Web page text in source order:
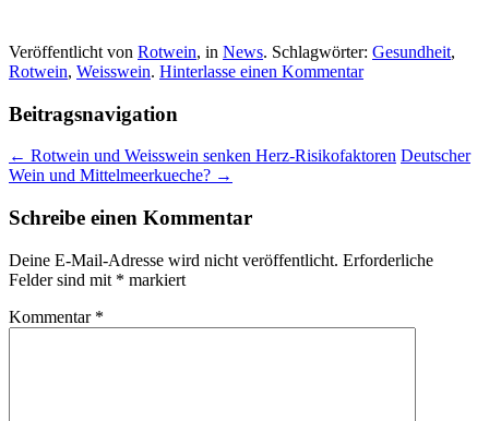
Veröffentlicht von Rotwein, in News. Schlagwörter: Gesundheit,
Rotwein, Weisswein. Hinterlasse einen Kommentar
Beitragsnavigation
← Rotwein und Weisswein senken Herz-Risikofaktoren Deutscher
Wein und Mittelmeerkueche? →
Schreibe einen Kommentar
Deine E-Mail-Adresse wird nicht veröffentlicht. Erforderliche
Felder sind mit * markiert
Kommentar *